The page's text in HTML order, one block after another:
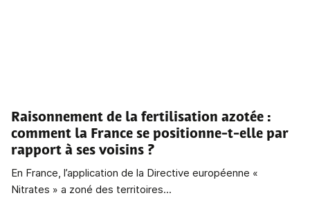
Raisonnement de la fertilisation azotée :
comment la France se positionne-t-elle par
rapport à ses voisins ?
En France, l’application de la Directive européenne «
Nitrates » a zoné des territoires...